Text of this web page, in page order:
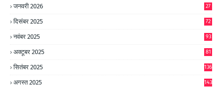
जनवरी 2026 27
दिसंबर 2025 72
नवंबर 2025 93
अक्टूबर 2025 81
सितंबर 2025 136
अगस्त 2025 143